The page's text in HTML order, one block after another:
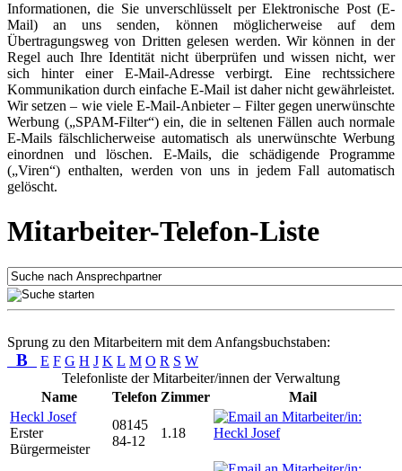
Informationen, die Sie unverschlüsselt per Elektronische Post (E-
Mail) an uns senden, können möglicherweise auf dem
Übertragungsweg von Dritten gelesen werden. Wir können in der
Regel auch Ihre Identität nicht überprüfen und wissen nicht, wer
sich hinter einer E-Mail-Adresse verbirgt. Eine rechtssichere
Kommunikation durch einfache E-Mail ist daher nicht gewährleistet.
Wir setzen – wie viele E-Mail-Anbieter – Filter gegen unerwünschte
Werbung („SPAM-Filter“) ein, die in seltenen Fällen auch normale
E-Mails fälschlicherweise automatisch als unerwünschte Werbung
einordnen und löschen. E-Mails, die schädigende Programme
(„Viren“) enthalten, werden von uns in jedem Fall automatisch
gelöscht.
Mitarbeiter-Telefon-Liste
Sprung zu den Mitarbeitern mit dem Anfangsbuchstaben:
B E F G H J K L M O R S W
Telefonliste der Mitarbeiter/innen der Verwaltung
Name
Telefon Zimmer
Mail
Heckl Josef
Erster
Bürgermeister
08145
84-12
1.18